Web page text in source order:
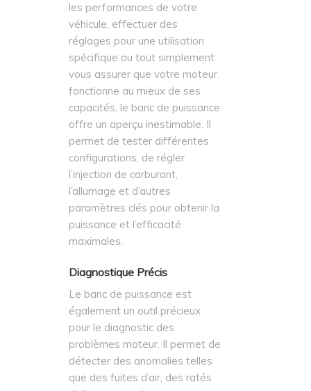
les performances de votre
véhicule, effectuer des
réglages pour une utilisation
spécifique ou tout simplement
vous assurer que votre moteur
fonctionne au mieux de ses
capacités, le banc de puissance
offre un aperçu inestimable. Il
permet de tester différentes
configurations, de régler
l’injection de carburant,
l’allumage et d’autres
paramètres clés pour obtenir la
puissance et l’efficacité
maximales.
Diagnostique Précis
Le banc de puissance est
également un outil précieux
pour le diagnostic des
problèmes moteur. Il permet de
détecter des anomalies telles
que des fuites d’air, des ratés